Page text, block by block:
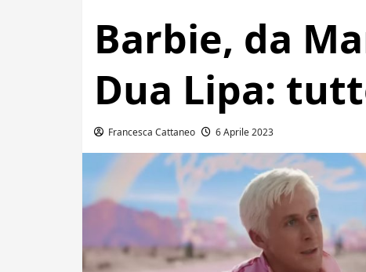
Barbie, da
Dua Lipa:
Francesca Cattaneo 6 Aprile 2023